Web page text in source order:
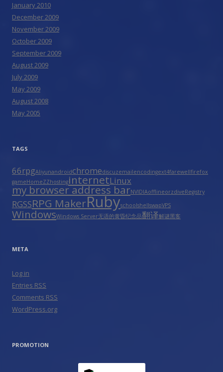
January 2010
December 2009
November 2009
October 2009
September 2009
August 2009
July 2009
May 2009
August 2008
May 2005
TAGS
66rpgAliyunandroidchromediscuzemailencodingext4farewellfirefox
gameHomeZZhostinginternetLinux
my browser address barNVIDIAofflineorzdiveRegistry
RGSSRPG MakerRubyschoolshellswapVPS
WindowsWindows Server无语的黄昏纪念品翻译解谜黑客
META
Log in
Entries RSS
Comments RSS
WordPress.org
PROMOTION